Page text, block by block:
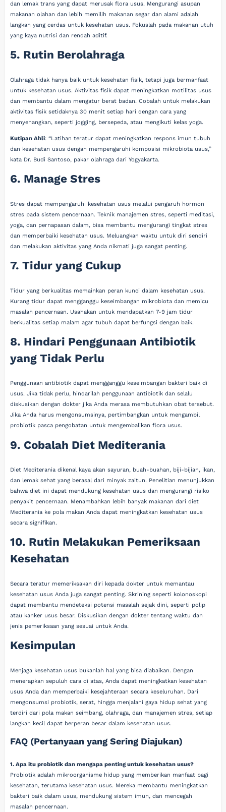
dan lemak trans yang dapat merusak flora usus. Mengurangi asupan
makanan olahan dan lebih memilih makanan segar dan alami adalah
langkah yang cerdas untuk kesehatan usus. Fokuslah pada makanan utuh
yang kaya nutrisi dan rendah aditif.
5. Rutin Berolahraga
Olahraga tidak hanya baik untuk kesehatan fisik, tetapi juga bermanfaat
untuk kesehatan usus. Aktivitas fisik dapat meningkatkan motilitas usus
dan membantu dalam mengatur berat badan. Cobalah untuk melakukan
aktivitas fisik setidaknya 30 menit setiap hari dengan cara yang
menyenangkan, seperti jogging, bersepeda, atau mengikuti kelas yoga.
Kutipan Ahli: “Latihan teratur dapat meningkatkan respons imun tubuh
dan kesehatan usus dengan mempengaruhi komposisi mikrobiota usus,”
kata Dr. Budi Santoso, pakar olahraga dari Yogyakarta.
6. Manage Stres
Stres dapat mempengaruhi kesehatan usus melalui pengaruh hormon
stres pada sistem pencernaan. Teknik manajemen stres, seperti meditasi,
yoga, dan pernapasan dalam, bisa membantu mengurangi tingkat stres
dan memperbaiki kesehatan usus. Meluangkan waktu untuk diri sendiri
dan melakukan aktivitas yang Anda nikmati juga sangat penting.
7. Tidur yang Cukup
Tidur yang berkualitas memainkan peran kunci dalam kesehatan usus.
Kurang tidur dapat mengganggu keseimbangan mikrobiota dan memicu
masalah pencernaan. Usahakan untuk mendapatkan 7-9 jam tidur
berkualitas setiap malam agar tubuh dapat berfungsi dengan baik.
8. Hindari Penggunaan Antibiotik
yang Tidak Perlu
Penggunaan antibiotik dapat mengganggu keseimbangan bakteri baik di
usus. Jika tidak perlu, hindarilah penggunaan antibiotik dan selalu
diskusikan dengan dokter jika Anda merasa membutuhkan obat tersebut.
Jika Anda harus mengonsumsinya, pertimbangkan untuk mengambil
probiotik pasca pengobatan untuk mengembalikan flora usus.
9. Cobalah Diet Mediterania
Diet Mediterania dikenal kaya akan sayuran, buah-buahan, biji-bijian, ikan,
dan lemak sehat yang berasal dari minyak zaitun. Penelitian menunjukkan
bahwa diet ini dapat mendukung kesehatan usus dan mengurangi risiko
penyakit pencernaan. Menambahkan lebih banyak makanan dari diet
Mediterania ke pola makan Anda dapat meningkatkan kesehatan usus
secara signifikan.
10. Rutin Melakukan Pemeriksaan
Kesehatan
Secara teratur memeriksakan diri kepada dokter untuk memantau
kesehatan usus Anda juga sangat penting. Skrining seperti kolonoskopi
dapat membantu mendeteksi potensi masalah sejak dini, seperti polip
atau kanker usus besar. Diskusikan dengan dokter tentang waktu dan
jenis pemeriksaan yang sesuai untuk Anda.
Kesimpulan
Menjaga kesehatan usus bukanlah hal yang bisa diabaikan. Dengan
menerapkan sepuluh cara di atas, Anda dapat meningkatkan kesehatan
usus Anda dan memperbaiki kesejahteraan secara keseluruhan. Dari
mengonsumsi probiotik, serat, hingga menjalani gaya hidup sehat yang
terdiri dari pola makan seimbang, olahraga, dan manajemen stres, setiap
langkah kecil dapat berperan besar dalam kesehatan usus.
FAQ (Pertanyaan yang Sering Diajukan)
1. Apa itu probiotik dan mengapa penting untuk kesehatan usus?
Probiotik adalah mikroorganisme hidup yang memberikan manfaat bagi
kesehatan, terutama kesehatan usus. Mereka membantu meningkatkan
bakteri baik dalam usus, mendukung sistem imun, dan mencegah
masalah pencernaan.